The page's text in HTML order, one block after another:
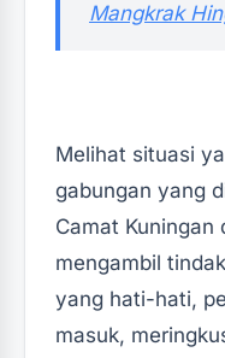
Mangkrak
Melihat situasi
gabungan yang
Camat Kuningan
mengambil
yang hati-hati,
masuk,